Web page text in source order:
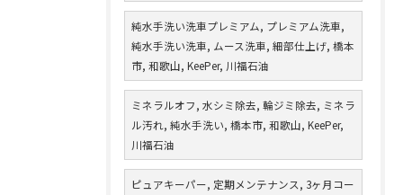
純水手洗い洗車プレミアム, プレミアム洗車,
純水手洗い洗車, ムース洗車, 細部仕上げ, 橋本
市, 和歌山, KeePer, 川福石油
ミネラルオフ, 水シミ除去, 輪ジミ除去, ミネラ
ル汚れ, 純水手洗い, 橋本市, 和歌山, KeePer,
川福石油
ピュアキーパー, 定期メンテナンス, 3ヶ月コー